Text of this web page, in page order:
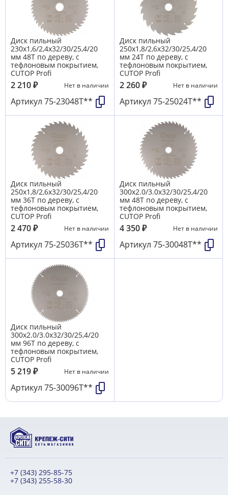
Диск пильный
230х1,6/2,4х32/30/25,4/20
мм 48Т по дереву, с
тефлоновым покрытием,
CUTOP Profi
2 210₽ Нет в наличии
Артикул 75-23048Т**
Диск пильный
250х1,8/2,6х32/30/25,4/20
мм 24Т по дереву, с
тефлоновым покрытием,
CUTOP Profi
2 260₽ Нет в наличии
Артикул 75-25024Т**
Диск пильный
250х1,8/2,6х32/30/25,4/20
мм 36Т по дереву, с
тефлоновым покрытием,
CUTOP Profi
2 470₽ Нет в наличии
Артикул 75-25036Т**
Диск пильный
300х2.0/3.0х32/30/25,4/20
мм 48Т по дереву, с
тефлоновым покрытием,
CUTOP Profi
4 350₽ Нет в наличии
Артикул 75-30048Т**
Диск пильный
300х2.0/3.0х32/30/25,4/20
мм 96Т по дереву, с
тефлоновым покрытием,
CUTOP Profi
5 219₽ Нет в наличии
Артикул 75-30096Т**
+7 (343) 295-85-75
+7 (343) 255-58-30